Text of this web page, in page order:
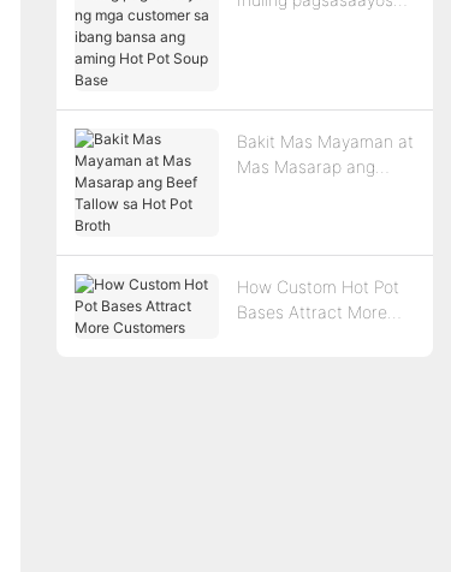
Bakit Mas Mayaman at
Mas Masarap ang
How Custom Hot Pot
Bases Attract More